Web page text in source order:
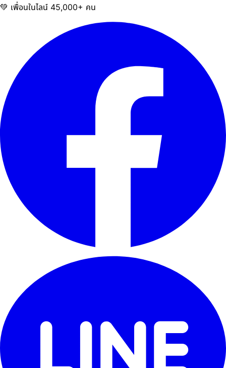
💚 เพื่อนในไลน์ 45,000+ คน